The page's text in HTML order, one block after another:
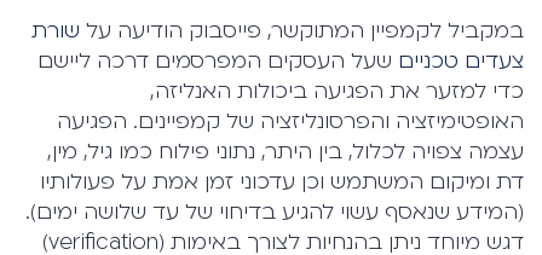
במקביל לקמפיין המתוקשר, פייסבוק הודיעה על שורת
צעדים טכניים שעל העסקים המפרסמים דרכה ליישם
כדי למזער את הפגיעה ביכולות האנליזה,
האופטימיזציה והפרסונליזציה של קמפיינים. הפגיעה
עצמה צפויה לכלול, בין היתר, נתוני פילוח כמו גיל, מין,
דת ומיקום המשתמש וכן עדכוני זמן אמת על פעולותיו
(המידע שנאסף עשוי להגיע בדיחוי של עד שלושה ימים).
דגש מיוחד ניתן בהנחיות לצורך באימות (verification)